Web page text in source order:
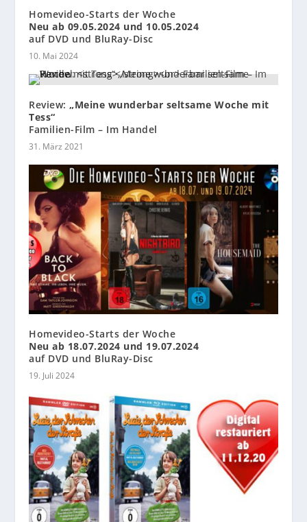
Homevideo-Starts der Woche
Neu ab 09.05.2024 und 10.05.2024
auf DVD und BluRay-Disc
10. Mai 2024
Review:„Meine wunderbar seltsame Woche mit
Tess“
Familien-Film – Im Handel
31. März 2021
Homevideo-Starts der Woche
Neu ab 18.07.2024 und 19.07.2024
auf DVD und BluRay-Disc
19. Juli 2024